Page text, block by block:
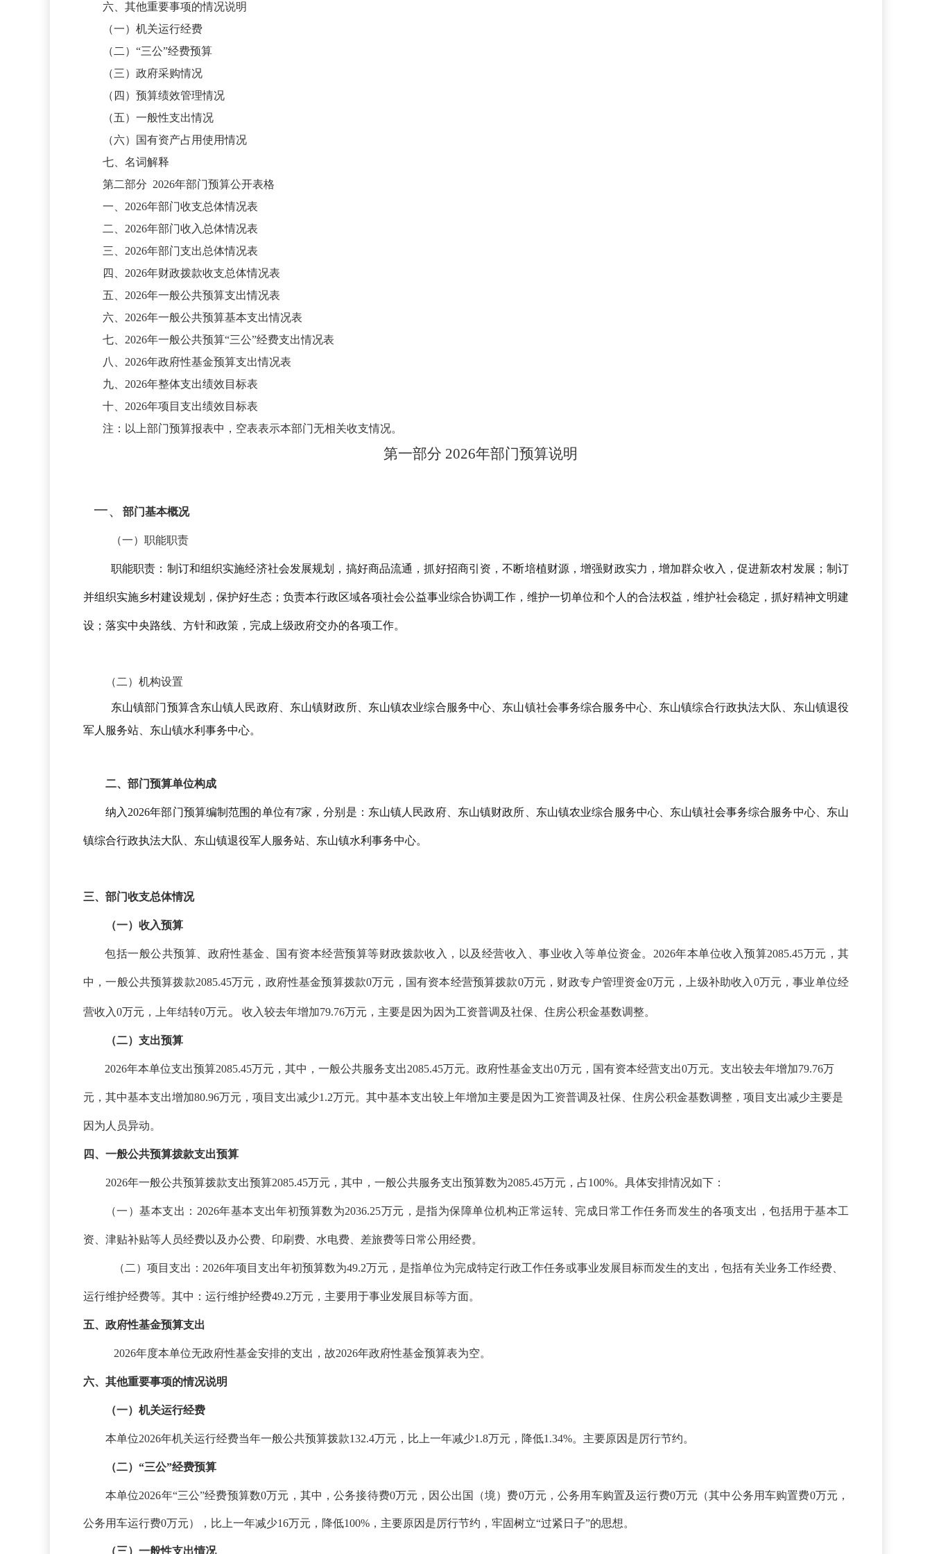
六、其他重要事项的情况说明
（一）机关运行经费
（二） “三公”经费预算
（三）政府采购情况
（四）预算绩效管理情况
（五）一般性支出情况
（六）国有资产占用使用情况
七、名词解释
第二部分 2026年部门预算公开表格
一、 2026年部门收支总体情况表
二、 2026年部门收入总体情况表
三、 2026年部门支出总体情况表
四、 2026年财政拨款收支总体情况表
五、 2026年一般公共预算支出情况表
六、 2026年一般公共预算基本支出情况表
七、 2026年一般公共预算“三公”经费支出情况表
八、 2026年政府性基金预算支出情况表
九、 2026年整体支出绩效目标表
十、 2026年项目支出绩效目标表
注：以上部门预算报表中，空表表示本部门无相关收支情况。
第一部分 2026年部门预算说明
一、 部门基本概况
（一）职能职责
职能职责：制订和组织实施经济社会发展规划，搞好商品流通，抓好招商引资，不断培植财源，增强财政实力，增加群众收入，促进新农村发展；制订
并组织实施乡村建设规划，保护好生态；负责本行政区域各项社会公益事业综合协调工作，维护一切单位和个人的合法权益，维护社会稳定，抓好精神文明建
设；落实中央路线、方针和政策，完成上级政府交办的各项工作。
（二）机构设置
东山镇部门预算含东山镇人民政府、东山镇财政所、东山镇农业综合服务中心、东山镇社会事务综合服务中心、 东山镇综合行政执法大队 、东山镇退役
军人 服务站、东山镇水利 事务中心。
二、 部门预算单位构成
纳入 2026年部门预算编制范围的单位有7家，分别是：东山镇人民政府、东山镇财政所、东山镇农业综合 服务中心、东山镇社会事务综合服务中心、 东山
镇综合行政执法大队 、东山镇退役军人 服务站、东山镇水利 事务中心。
三、部门收支总体情况
（一）收入预算
包括一般公共预算、政府性基金、国有资本经营预算等财政拨款收入，以及经营收入、事业收入等单位资金。 2026年本单位收入预算2085.45万元，其
中，一般公共预算拨款2085.45万元，政府性基金预算拨款0万元，国有资本经营预算拨款0万元，财政专户管理资金0万元，上级补助收入0万元，事业单位经
营收入0万元，上年结转0万元。 收入较去年增加79.76万元，主要是因为因为工资普调及社保、住房公积金基数调整。
（二）支出预算
2026年本单位支出预算2085.45万元，其中，一般公共服务支出2085.45万元。政府性基金支出0万元，国有资本经营支出0万元。支出较去年增加79.76万
元，其中基本支出增加80.96万元，项目支出减少1.2万元。其中基本支出较上年增加主要是因为工资普调及社保、住房公积金基数调整 ，项目支出减少主要是
因为人员异动。
四、一般公共预算拨款支出预算
2026年一般公共预算拨款支出预算2085.45万元，其中，一般公共服务支出预算数为2085.45万元 ，占100%。具体安排情况如下：
（一）基本支出： 2026年基本支出年初预算数为2036.25万元，是指为保障单位机构正常运转、完成日常工作任务而发生的各项支出，包括用于基本工
资、津贴补贴等人员经费以及办公费、印刷费、水电费、差旅费等日常公用经费。
（二）项目支出： 2026年项目支出年初预算数为49.2万元，是指单位为完成特定行政工作任务或事业发展目标而发生的支出，包括有关业务工作经费、
运行维护经费等。其中：运行维护经费49.2万元，主要用于事业发展目标等方面。
五、政府性基金预算支出
2026年度本单位无政府性基金安排的支出，故2026年政府性基金预算表为空。
六、其他重要事项的情况说明
（一）机关运行经费
本单位2026年机关运行经费当年一般公共预算拨款132.4万元，比上一年减少1.8万元，降低1.34%。主要原因 是厉行节约。
（二） “三公”经费预算
本单位2026年“三公”经费预算数0万元，其中，公务接待费0万元，因公出国（境）费0万元，公务用车购置及运行费0万元（其中公务用车购置费0万元，
公务用车运行费0万元），比上一年减少16万元，降低100%，主要原因是厉行节约，牢固树立“过紧日子”的思想。
（三）一般性支出情况